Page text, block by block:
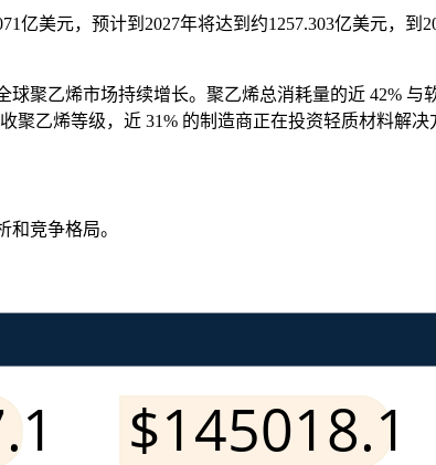
亿美元，预计到2027年将达到约1257.303亿美元，
聚乙烯市场持续增长。聚乙烯总消耗量的近 42% 与
聚乙烯等级，近 31% 的制造商正在投资轻质材料解
和竞争格局。